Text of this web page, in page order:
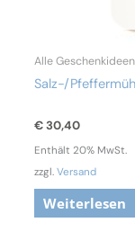
Alle Geschenkideen
Salz-/
€30,40
Enthält 20% MwSt.
zzgl.Versand
Weiterlesen